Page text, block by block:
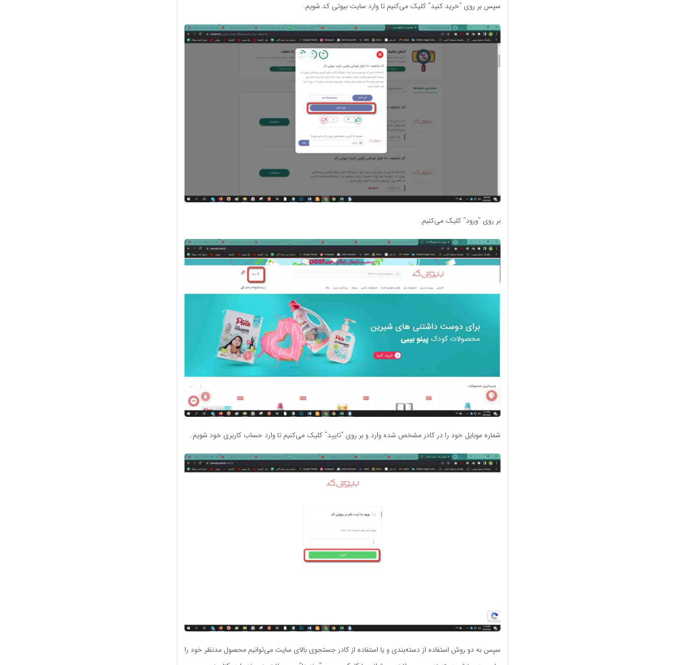
سپس بر روی “خرید کنید” کلیک می‌کنیم تا وارد سایت بیوتی کد شویم.
بر روی “ورود” کلیک می‌کنیم.
شماره موبایل خود را در کادر مشخص شده وارد و بر روی “تایید” کلیک می‌کنیم تا وارد حساب کاربری خود شویم.
سپس به دو روش استفاده از دسته‌بندی و یا استفاده از کادر جستجوی بالای سایت می‌توانیم محصول مدنظر خود را